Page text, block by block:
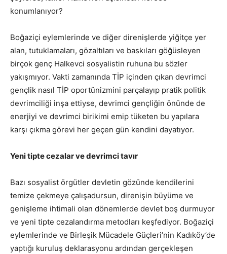
konumlanıyor?
Boğaziçi eylemlerinde ve diğer direnişlerde yiğitçe yer
alan, tutuklamaları, gözaltıları ve baskıları göğüsleyen
birçok genç Halkevci sosyalistin ruhuna bu sözler
yakışmıyor. Vakti zamanında TİP içinden çıkan devrimci
gençlik nasıl TİP oportünizmini parçalayıp pratik politik
devrimciliği inşa ettiyse, devrimci gençliğin önünde de
enerjiyi ve devrimci birikimi emip tüketen bu yapılara
karşı çıkma görevi her geçen gün kendini dayatıyor.
Yeni tipte cezalar ve devrimci tavır
Bazı sosyalist örgütler devletin gözünde kendilerini
temize çekmeye çalışadursun, direnişin büyüme ve
genişleme ihtimali olan dönemlerde devlet boş durmuyor
ve yeni tipte cezalandırma metodları keşfediyor. Boğaziçi
eylemlerinde ve Birleşik Mücadele Güçleri’nin Kadıköy’de
yaptığı kuruluş deklarasyonu ardından gerçekleşen